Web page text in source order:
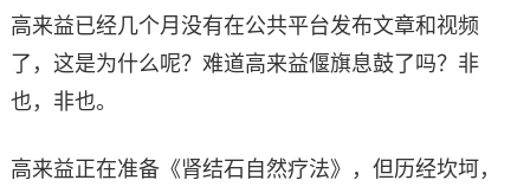
高来益已经几个月没有在公共平台发布文章和视频
了，这是为什么呢？难道高来益偃旗息鼓了吗？非
也，非也。
高来益正在准备《肾结石自然疗法》，但历经坎坷，